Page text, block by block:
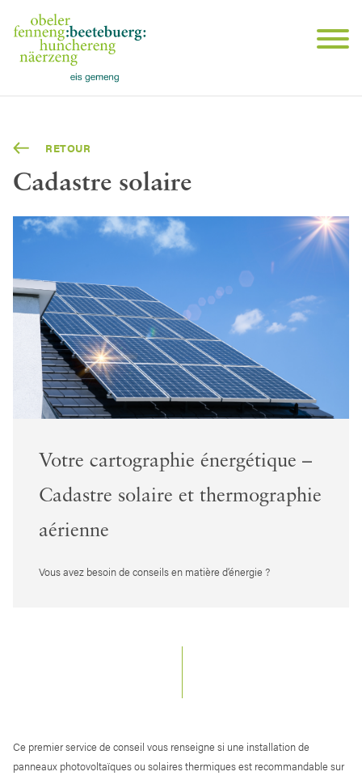
RETOUR
Cadastre solaire
Votre cartographie énergétique –
Cadastre solaire et thermographie
aérienne
Vous avez besoin de conseils en matière d’énergie ?
Ce premier service de conseil vous renseigne si une installation de
panneaux photovoltaïques ou solaires thermiques est recommandable sur